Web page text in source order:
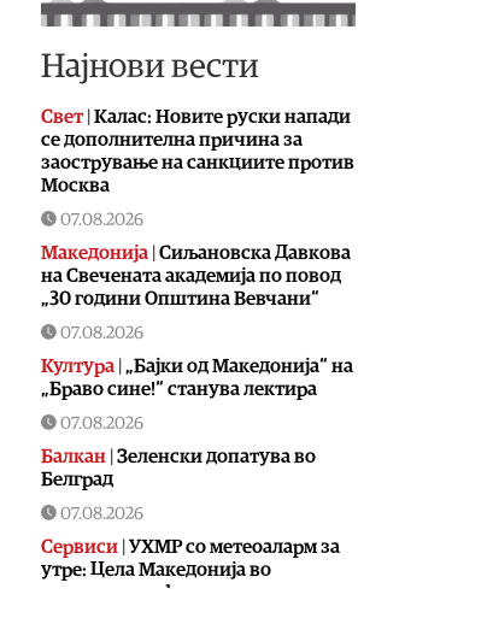
Најнови вести
Свет| Калас: Новите руски напади
се дополнителна причина за
заострување на санкциите против
Москва
07.08.2026
Македонија | Сиљановска Давкова
на Свечената академија по повод
„30 години Општина Вевчани“
07.08.2026
Култура | „Бајки од Македонија“ на
„Браво сине!“ станува лектира
07.08.2026
Балкан | Зеленски допатува во
Белград
07.08.2026
Сервиси | УХМР со метеоаларм за
утре: Цела Македонија во
портокалова фаза